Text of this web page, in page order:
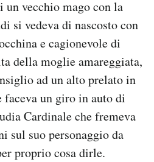
un vecchio mago con la
si vedeva di nascosto con
e cagionevole di
della moglie amareggiata,
ad un alto prelato in
un giro in auto di
Cardinale che fremeva
sul suo personaggio da
proprio cosa dirle.